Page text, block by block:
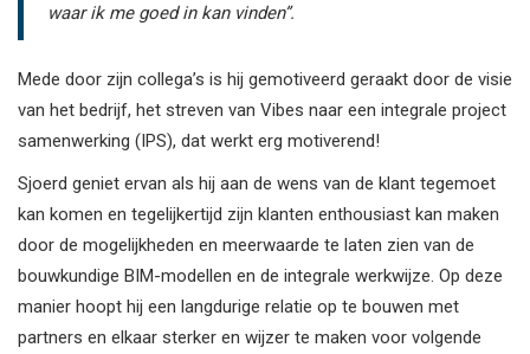
waar ik me goed in kan vinden”.
Mede door zijn collega’s is hij gemotiveerd geraakt door de visie
van het bedrijf, het streven van Vibes naar een integrale project
samenwerking (IPS), dat werkt erg motiverend!
Sjoerd geniet ervan als hij aan de wens van de klant tegemoet
kan komen en tegelijkertijd zijn klanten enthousiast kan maken
door de mogelijkheden en meerwaarde te laten zien van de
bouwkundige BIM-modellen en de integrale werkwijze. Op deze
manier hoopt hij een langdurige relatie op te bouwen met
partners en elkaar sterker en wijzer te maken voor volgende